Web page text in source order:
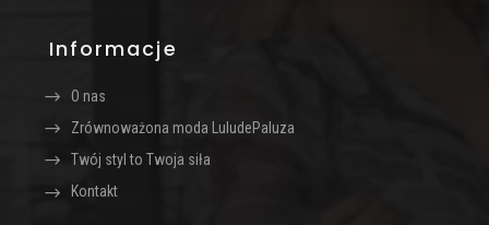
Informacje
O nas
Zrównoważona moda LuludePaluza
Twój styl to Twoja siła
Kontakt